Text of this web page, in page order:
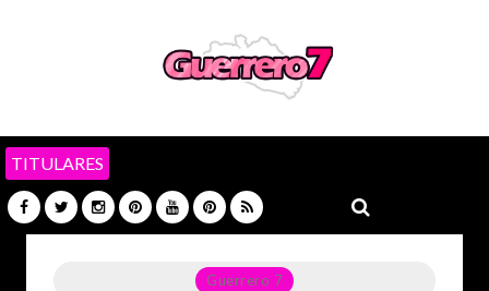
TITULARES
Guerrero 7